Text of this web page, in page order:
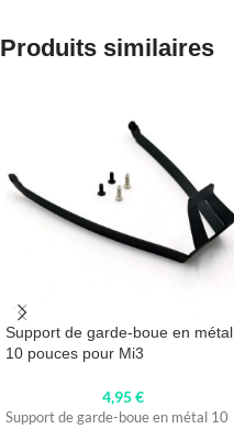
Produits similaires
Support de garde-boue en métal
10 pouces pour Mi3
4,95€
Support de garde-boue en métal 10